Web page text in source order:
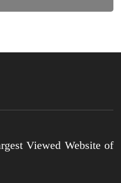
Viewed Website of